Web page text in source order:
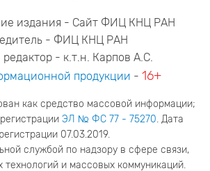
издания - Сайт ФИЦ КНЦ РАН
- ФИЦ КНЦ РАН
редактор - к.т.н. Карпов А.С.
продукции - 16+
как средство массовой информации;
ЭЛ № ФС 77 - 75270. Дата
регистрации 07.03.2019.
службой по надзору в сфере связи,
и массовых коммуникаций.